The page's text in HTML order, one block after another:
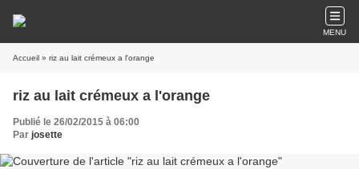
MENU
Accueil » riz au lait crémeux a l'orange
riz au lait crémeux a l'orange
Publié le 26/02/2015 à 06:00
Par josette